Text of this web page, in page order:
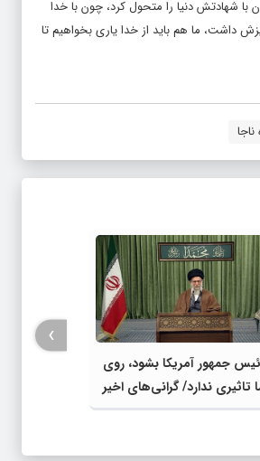
داشت، ما هم باید از خدا یاری بخواهیم تا
ناجا
جمهور آمریکا بشود، روی
ندارد/ گرانی‌های اخیر
›